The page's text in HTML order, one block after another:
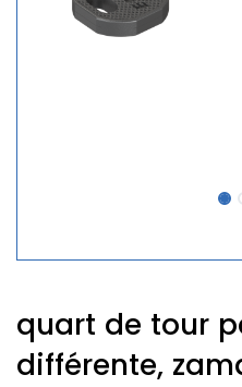
quart de tour
différente,